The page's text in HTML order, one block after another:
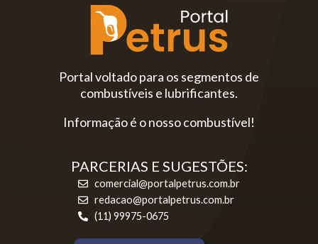
Portal voltado para os segmentos de
combustíveis e lubrificantes.
Informação é o nosso combustível!
PARCERIAS E SUGESTÕES:
comercial@portalpetrus.com.br
redacao@portalpetrus.com.br
(11) 99975-0675